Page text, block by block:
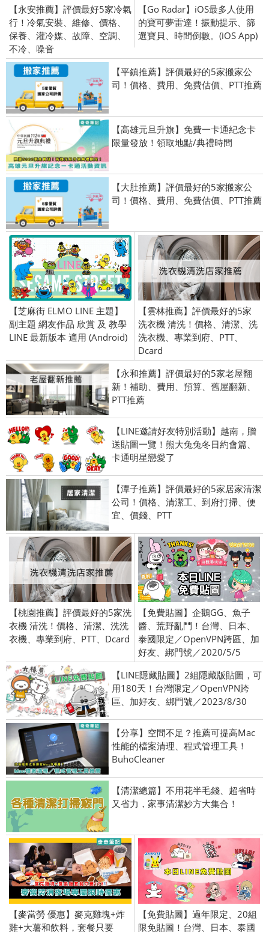
【永安推薦】評價最好5家冷氣
行！冷氣安裝、維修、價格、
保養、灌冷媒、故障、空調、
不冷、噪音
【Go Radar】iOS最多人使用
的寶可夢雷達！振動提示、篩
選寶貝、時間倒數。(iOS App)
【平鎮推薦】評價最好的5家搬家公
司！價格、費用、免費估價、PTT推薦
【高雄元旦升旗】免費一卡通紀念卡
限量發放！領取地點/典禮時間
【大肚推薦】評價最好的5家搬家公
司！價格、費用、免費估價、PTT推薦
【芝麻街 ELMO LINE 主題】
副主題 網友作品 欣賞 及 教學
LINE 最新版本 適用 (Android)
【雲林推薦】評價最好的5家
洗衣機 清洗！價格、清潔、洗
洗衣機、專業到府、PTT、
Dcard
【永和推薦】評價最好的5家老屋翻
新！補助、費用、預算、舊屋翻新、
PTT推薦
【LINE邀請好友特別活動】越南，贈
送貼圖一覽！熊大兔兔冬日約會篇、
卡通明星戀愛了
【潭子推薦】評價最好的5家居家清潔
公司！價格、清潔工、到府打掃、便
宜、價錢、PTT
【桃園推薦】評價最好的5家洗
衣機 清洗！價格、清潔、洗洗
衣機、專業到府、PTT、Dcard
【免費貼圖】企鵝GG、魚子
醬、荒野亂鬥！台灣、日本、
泰國限定／OpenVPN跨區、加
好友、綁門號／2020/5/5
【LINE隱藏貼圖】2組隱藏版貼圖，可
用180天！台灣限定／OpenVPN跨
區、加好友、綁門號／2023/8/30
【分享】空間不足？推薦可提高Mac
性能的檔案清理、程式管理工具！
BuhoCleaner
【清潔總篇】不用花半毛錢、超省時
又省力，家事清潔妙方大集合！
【麥當勞 優惠】麥克雞塊+炸
雞+大薯和飲料，套餐只要
【免費貼圖】過年限定、20組
限免貼圖！台灣、日本、泰國